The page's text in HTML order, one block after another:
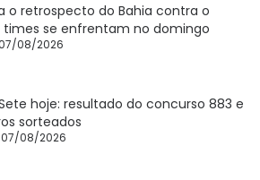
o retrospecto do Bahia contra o
times se enfrentam no domingo
08/2026
hoje: resultado do concurso 883 e
sorteados
07/08/2026